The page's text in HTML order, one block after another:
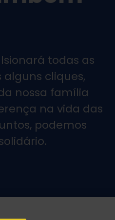
todas as
alguns cliques,
nossa família
na vida das
podemos